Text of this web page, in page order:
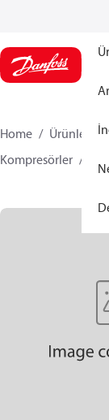
Home Ürünler
Kompresörler